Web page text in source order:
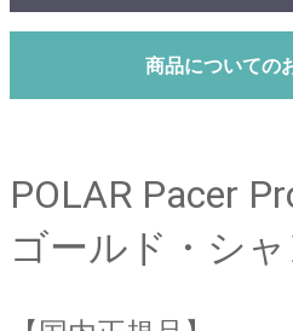
商品についての
POLAR Pacer
ゴールド・シ